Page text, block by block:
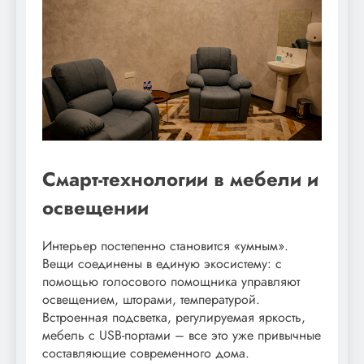
Смарт-технологии в мебели и
освещении
Интерьер постепенно становится «умным».
Вещи соединены в единую экосистему: с
помощью голосового помощника управляют
освещением, шторами, температурой.
Встроенная подсветка, регулируемая яркость,
мебель с USB-портами – все это уже привычные
составляющие современного дома.